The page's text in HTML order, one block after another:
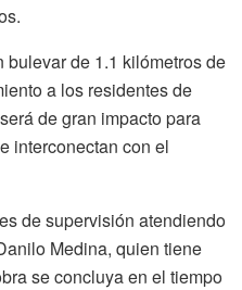
de 1.1 kilómetros de
a los residentes de
de gran impacto para
interconectan con el
de supervisión atendiendo
Medina, quien tiene
se concluya en el tiempo